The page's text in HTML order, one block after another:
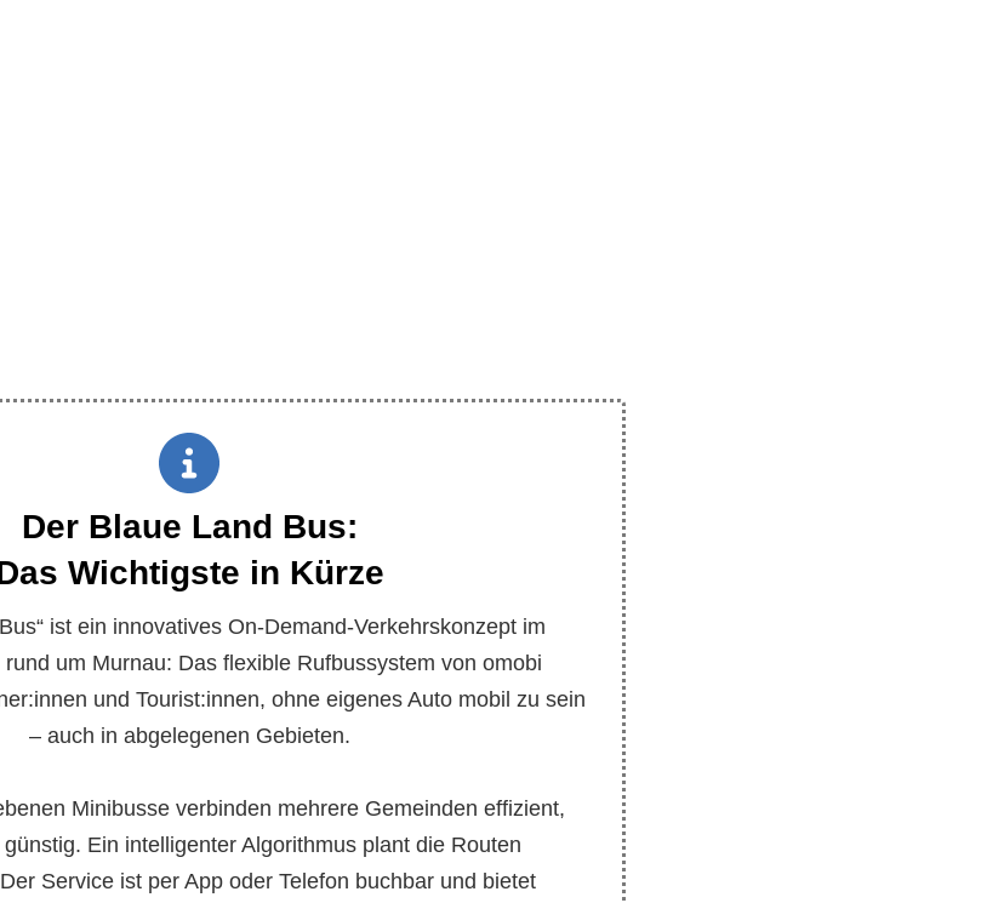
Der Blaue Land Bus:
Wichtigste in Kürze
ist ein innovatives On-Demand-Verkehrskonzept im
um Murnau: Das flexible Rufbussystem von omobi
und Tourist:innen, ohne eigenes Auto mobil zu sein
– auch in abgelegenen Gebieten.
Minibusse verbinden mehrere Gemeinden effizient,
Ein intelligenter Algorithmus plant die Routen
Service ist per App oder Telefon buchbar und bietet